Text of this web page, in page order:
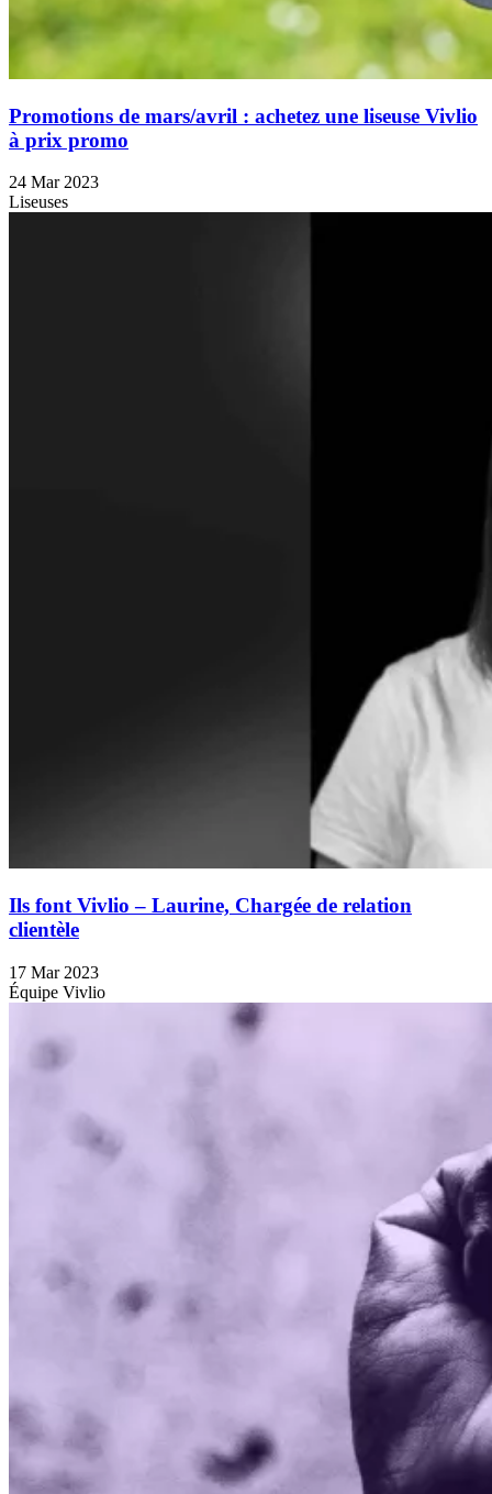
Promotions de mars/avril : achetez une liseuse Vivlio
à prix promo
24 Mar 2023
Liseuses
Ils font Vivlio – Laurine, Chargée de relation
clientèle
17 Mar 2023
Équipe Vivlio